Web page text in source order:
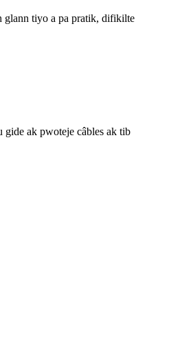
glann tiyo a pa pratik, difikilte
gide ak pwoteje câbles ak tib